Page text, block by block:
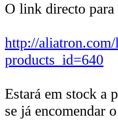
O link directo
http://
products_id=640
Estará em stock a
se já encomendar